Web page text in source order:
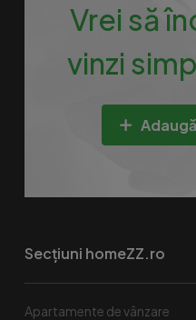
Vrei să
vinzi
Secțiuni homeZZ.ro
Apartamente de vânzare